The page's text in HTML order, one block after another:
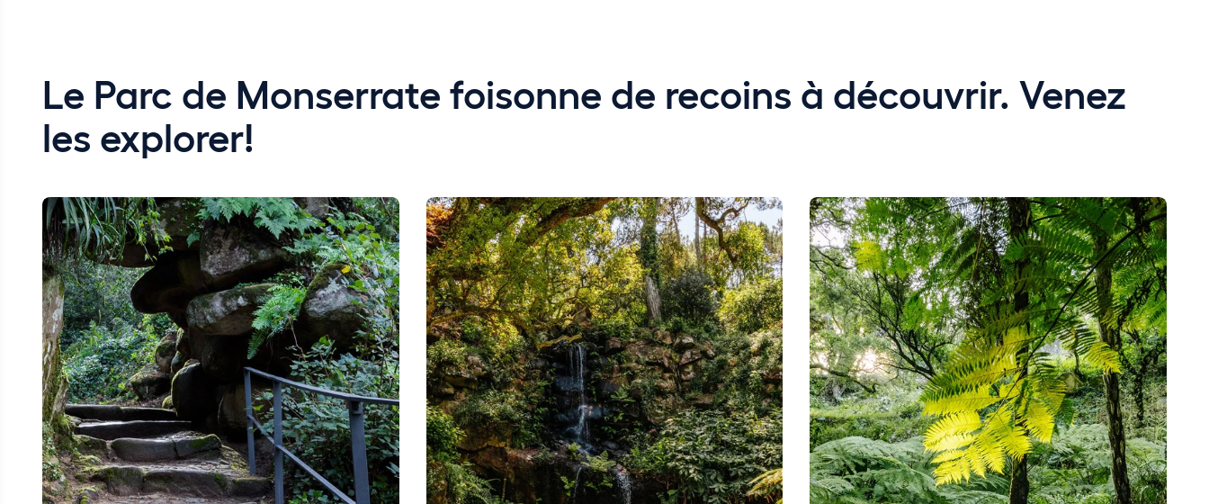
Le Parc de Monserrate foisonne de recoins à découvrir. Venez
les explorer!